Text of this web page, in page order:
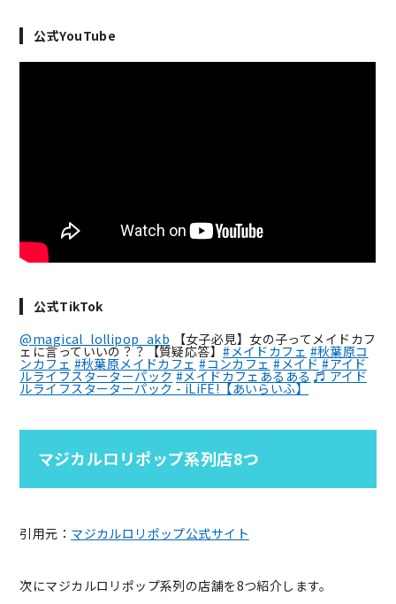
公式YouTube
公式TikTok
@magical_lollipop_akb 【女子必見】女の子ってメイドカフ
ェに言っていいの？？【質疑応答】#メイドカフェ #秋葉原コ
ンカフェ #秋葉原メイドカフェ #コンカフェ#メイド#アイド
ルライフスターターパック#メイドカフェあるある♬ アイド
ルライフスターターパック - iLiFE!【あいらいふ】
マジカルロリポップ系列店8つ
引用元： マジカルロリポップ公式サイト
次にマジカルロリポップ系列の店舗を8つ紹介します。